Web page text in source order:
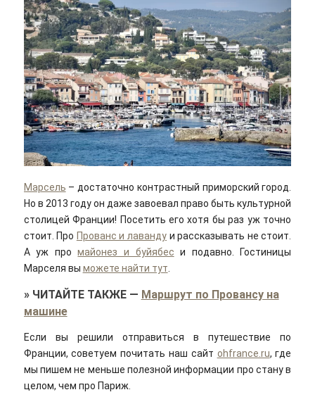
Марсель – достаточно контрастный приморский город.
Но в 2013 году он даже завоевал право быть культурной
столицей Франции! Посетить его хотя бы раз уж точно
стоит. Про Прованс и лаванду и рассказывать не стоит.
А уж промайонез и буйябес и подавно. Гостиницы
Марселя вы можете найти тут
» ЧИТАЙТЕ ТАКЖЕ— Маршрут по Провансу на
машине
Если вы решили отправиться в путешествие по
Франции, советуем почитать наш сайт ohfrance.ru, где
мы пишем не меньше полезной информации про стану в
целом, чем про Париж.